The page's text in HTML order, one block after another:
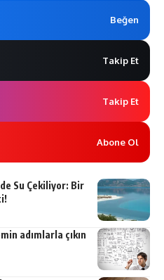
Beğen
Takip Et
Takip Et
Abone Ol
Su Çekiliyor: Bir
adımlarla çıkın